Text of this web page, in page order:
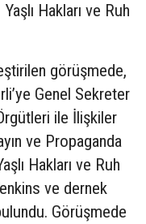
Hakları ve Ruh
görüşmede,
Genel Sekreter
ile İlişkiler
ve Propaganda
Hakları ve Ruh
ve dernek
Görüşmede